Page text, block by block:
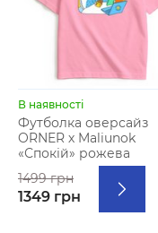
В наявності
Футболка оверсайз
ORNER х Maliunok
«Спокій» рожева
1499 грн
1349 грн